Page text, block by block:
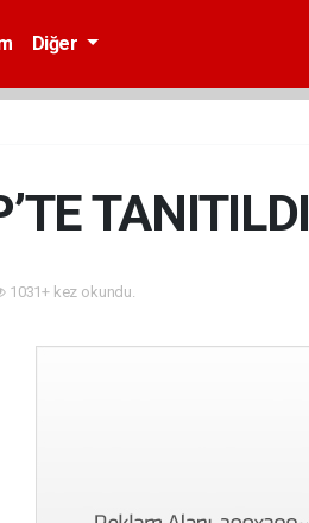
Diğer
TANITILDI
1031+ kez okundu.